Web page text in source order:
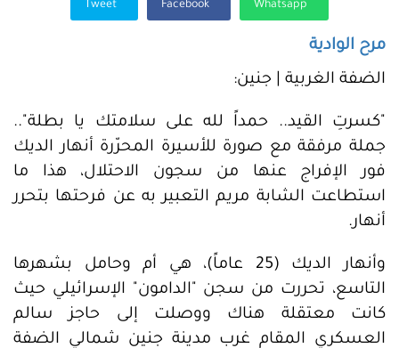
مرح الوادية
الضفة الغربية | جنين:
"كسرتِ القيد.. حمداً لله على سلامتك يا بطلة"..
جملة مرفقة مع صورة للأسيرة المحرّرة أنهار الديك
فور الإفراج عنها من سجون الاحتلال، هذا ما
استطاعت الشابة مريم التعبير به عن فرحتها بتحرر
أنهار.
وأنهار الديك (25 عاماً)، هي أم وحامل بشهرها
التاسع، تحررت من سجن "الدامون" الإسرائيلي حيث
كانت معتقلة هناك ووصلت إلى حاجز سالم
العسكري المقام غرب مدينة جنين شمالي الضفة